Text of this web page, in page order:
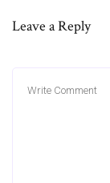
Leave a Reply